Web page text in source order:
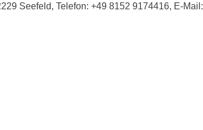
Seefeld, Telefon: +49 8152 9174416, E-Mail: